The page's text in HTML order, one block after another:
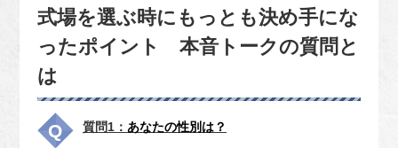
式場を選ぶ時にもっとも決め手にな
ったポイント 本音トークの質問と
は
質問1：あなたの性別は？